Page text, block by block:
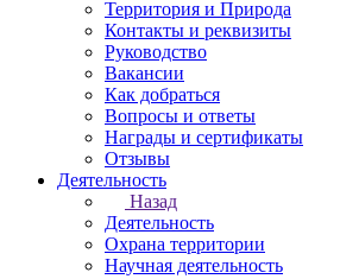
Территория и Природа
Контакты и реквизиты
Руководство
Вакансии
Как добраться
Вопросы и ответы
Награды и сертификаты
Отзывы
Деятельность
Назад
Деятельность
Охрана территории
Научная деятельность